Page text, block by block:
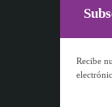
Recibe